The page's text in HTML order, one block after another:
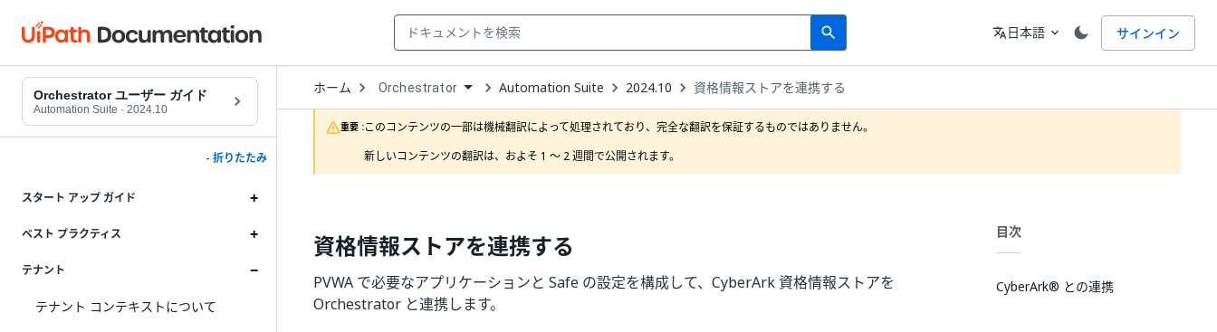
search
Search 言語
translate日本語 expand_more サインイン
Orchestrator ユーザー ガイド
Automation Suite · 2024.10
- 折りたたみ
スタート アップ ガイド
ベスト プラクティス
テナント
テナント コンテキストについて
ホーム Open
Dropdown
to
choose
product
Orchestrator Automation Suite 2024.10 資格情報ストアを連携する
重要 :このコンテンツの一部は機械翻訳によって処理されており、完全な翻訳を保証するものではありません。
新しいコンテンツの翻訳は、およそ 1 ～ 2 週間で公開されます。
資格情報ストアを連携する
PVWA で必要なアプリケーションと Safe の設定を構成して、CyberArk 資格情報ストアを
Orchestrator と連携します。
目次
CyberArk® との連携